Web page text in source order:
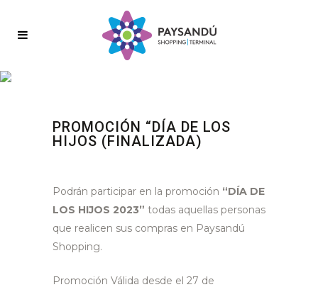
PROMOCIÓN “DÍA DE LOS
HIJOS (FINALIZADA)
Podrán participar en la promoción “DÍA DE
LOS HIJOS 2023” todas aquellas personas
que realicen sus compras en Paysandú
Shopping.
Promoción Válida desde el 27 de